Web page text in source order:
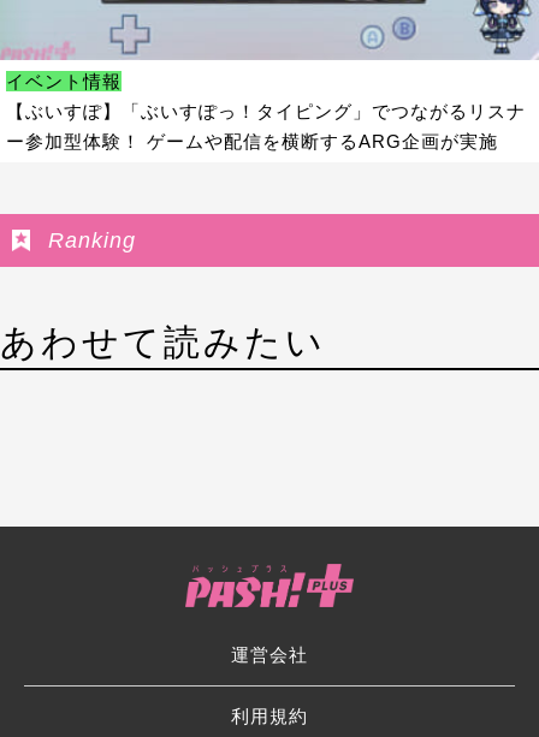
イベント情報
【ぶいすぽ】「ぶいすぽっ！タイピング」でつながるリスナ
ー参加型体験！ ゲームや配信を横断するARG企画が実施
Ranking
あわせて読みたい
運営会社
利用規約